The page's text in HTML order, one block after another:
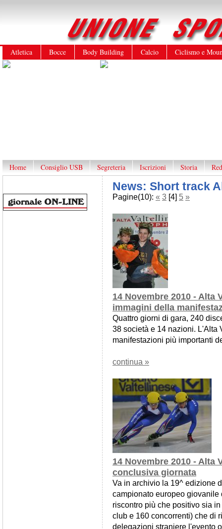
Atletica Bocce Body Building Calcio Ciclismo e
Home Consiglio USB Segreteria Iscrizioni Storia
News: Short track
Pagine(10): « 3 [4] 5 »
14 Novembre 2010 - Alta
immagini della
Quattro giorni di gara, 240
38 società e 14 nazioni. L'Alta
manifestazioni più importanti
continua »
14 Novembre 2010 - Alta
conclusiva giornata
Va in archivio la 19^ edizione
campionato europeo giovanile
riscontro più che positivo sia
club e 160 concorrenti) che di
delegazioni straniere l'evento